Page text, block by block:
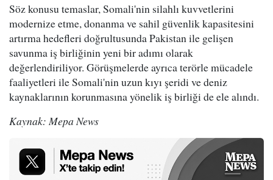
Söz konusu temaslar, Somali'nin silahlı kuvvetlerini
modernize etme, donanma ve sahil güvenlik kapasitesini
artırma hedefleri doğrultusunda Pakistan ile gelişen
savunma iş birliğinin yeni bir adımı olarak
değerlendiriliyor. Görüşmelerde ayrıca terörle mücadele
faaliyetleri ile Somali'nin uzun kıyı şeridi ve deniz
kaynaklarının korunmasına yönelik iş birliği de ele alındı.
Kaynak: Mepa News